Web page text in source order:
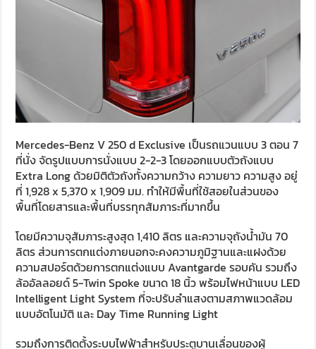
Mercedes-Benz V 250 d Exclusive เป็นรถแวนแบบ 3 ตอน 7
ที่นั่ง จัดรูปแบบการนั่งแบบ 2-2-3 โดยออกแบบตัวถังแบบ
Extra Long ด้วยมิติตัวถังทั้งความกว้าง ความยาว ความสูง อยู่
ที่ 1,928 x 5,370 x 1,909 มม. ทำให้มีพื้นที่ใช้สอยในส่วนของ
พื้นที่โดยสารและพื้นที่บรรทุกสัมภาระที่มากขึ้น
โดยมีความจุสัมภาระสูงสุด 1,410 ลิตร และความจุถังน้ำมัน 70
ลิตร ส่วนการตกแต่งภายนอกจะคงความภูมิฐานและแฝงด้วย
ความสปอร์ตด้วยการตกแต่งแบบ Avantgarde รอบคัน รวมถึง
ล้ออัลลอยด์ 5-Twin Spoke ขนาด 18 นิ้ว พร้อมไฟหน้าแบบ LED
Intelligent Light System ที่จะปรับลำแสงตามสภาพแวดล้อม
แบบอัตโนมัติ และ Day Time Running Light
รวมถึงการติดตั้งระบบไฟฟ้าสำหรับประตูบานเลื่อนของผู้